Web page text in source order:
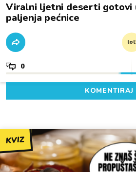
Viralni ljetni deserti gotovi
paljenja pećnice
lol!
0
KOMENTIRAJ
KVIZ